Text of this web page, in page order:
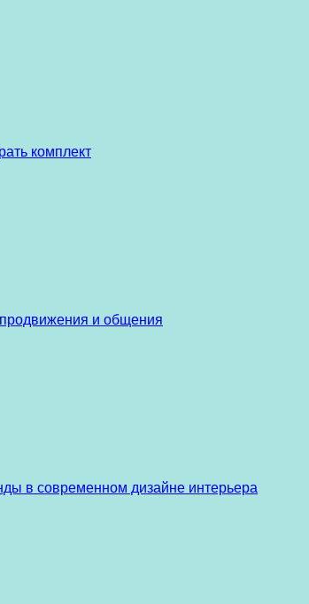
комплект
и общения
в современном дизайне интерьера